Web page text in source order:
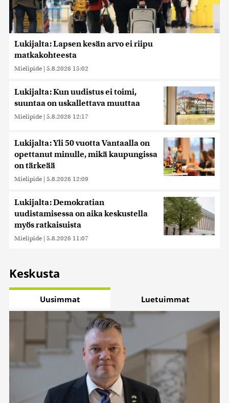
Lukijalta: Lapsen kesän arvo ei riipu
matkakohteesta
Mielipide | 5.8.2026 15:02
Lukijalta: Kun uudistus ei toimi,
suuntaa on uskallettava muuttaa
Mielipide | 5.8.2026 12:17
Lukijalta: Yli 50 vuotta Vantaalla on
opettanut minulle, mikä kaupungissa
on tärkeää
Mielipide | 5.8.2026 12:09
Lukijalta: Demokratian
uudistamisessa on aika keskustella
myös ratkaisuista
Mielipide | 5.8.2026 11:07
Keskusta
Uusimmat Luetuimmat